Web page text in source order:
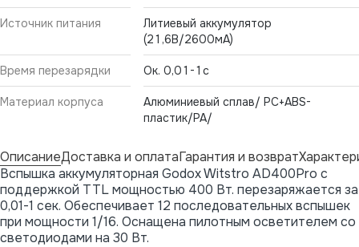
Источник питания
Литиевый аккумулятор
(21,6В/2600мА)
Время перезарядки Ок. 0,01-1с
Материал корпуса
Алюминиевый сплав/ PC+ABS-
пластик/PA/
ОписаниеДоставка и оплатаГарантия и возврат
Вспышка аккумуляторная Godox Witstro AD400Pro с
поддержкой TTL мощностью 400 Вт. перезаряжается за
0,01-1 сек. Обеспечивает 12 последовательных вспышек
при мощности 1/16. Оснащена пилотным осветителем со
светодиодами на 30 Вт.